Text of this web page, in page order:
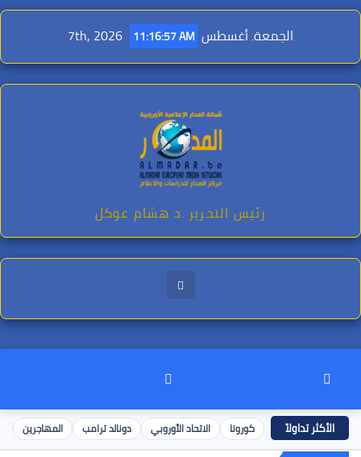
Skip
content
الجمعة. أغسطس 7th, 2026 11:16:59 AM
رئيس التحرير .د هشام عوكل
كورونا الاتحاد الأوروبي دونالد ترامب المهاجرين